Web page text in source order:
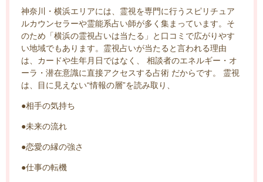
神奈川・横浜エリアには、霊視を専門に行うスピリチュア
ルカウンセラーや霊能系占い師が多く集まっています。そ
のため「横浜の霊視占いは当たる」と口コミで広がりやす
い地域でもあります。霊視占いが当たると言われる理由
は、カードや生年月日ではなく、 相談者のエネルギー・オ
ーラ・潜在意識に直接アクセスする占術 だからです。 霊視
は、目に見えない“情報の層”を読み取り、
●相手の気持ち
●未来の流れ
●恋愛の縁の強さ
●仕事の転機